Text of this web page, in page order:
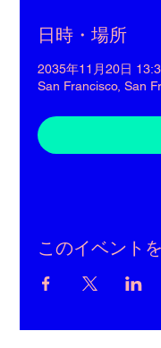
日時・場所
2035年11月20日
San Francisco, San
このイベント